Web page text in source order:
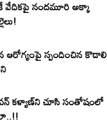
వేదికపై నందమూరి అక్కా
ఆరోగ్యంపై స్పందించిన కొడాలి
కళ్యాణ్‌ని చూసి సంతోషంలో